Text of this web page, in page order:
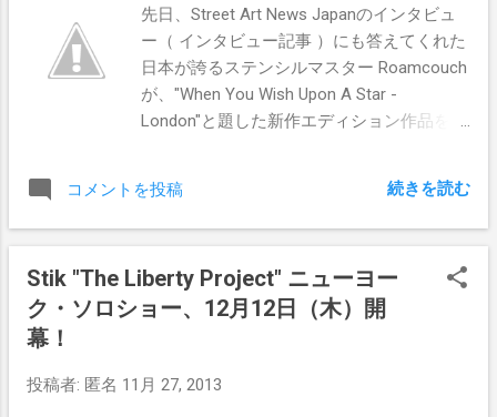
先日、Street Art News Japanのインタビュ
ー（ インタビュー記事 ）にも答えてくれた
日本が誇るステンシルマスター Roamcouch
が、"When You Wish Upon A Star -
London"と題した新作エディション作品を12
Upon A Star"シリーズの2作目（全3部作）と
なる作品です。 日本並びに米国でリリース
セピアの2種類の色味が用意されており、各
エディション50、用紙サイズ720 x
バーあり、価格30000円/$300となっており
コメントを投稿 続きを読む
Stik "The Liberty Project" ニューヨー
ク・ソロショー、12月12日（木）開
幕！
投稿者: 匿名 11月 27, 2013